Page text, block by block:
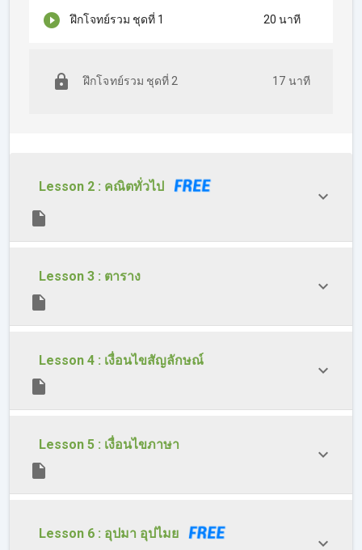
ฝึกโจทย์รวม ชุดที่ 1 20 นาที
ฝึกโจทย์รวม ชุดที่ 2 17 นาที
Lesson 2 : คณิตทั่วไป
Lesson 3 : ตาราง
Lesson 4 : เงื่อนไขสัญลักษณ์
Lesson 5 : เงื่อนไขภาษา
Lesson 6 : อุปมา อุปไมย